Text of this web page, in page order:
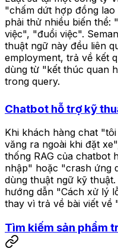
"chấm dứt hợp đồng
phải thử nhiều biến thể:
việc", "đuổi việc".
thuật ngữ này đều liên
employment, trả về kết
dùng từ "kết thúc quan
trong query.
Chatbot hỗ trợ kỹ
Khi khách hàng chat
văng ra ngoài khi đặt
thống RAG của chatbot
nhập" hoặc "crash ứng
dùng thuật ngữ kỹ
hướng dẫn "Cách xử lý
thay vì trả về bài viết về
Tìm kiếm sản phẩm